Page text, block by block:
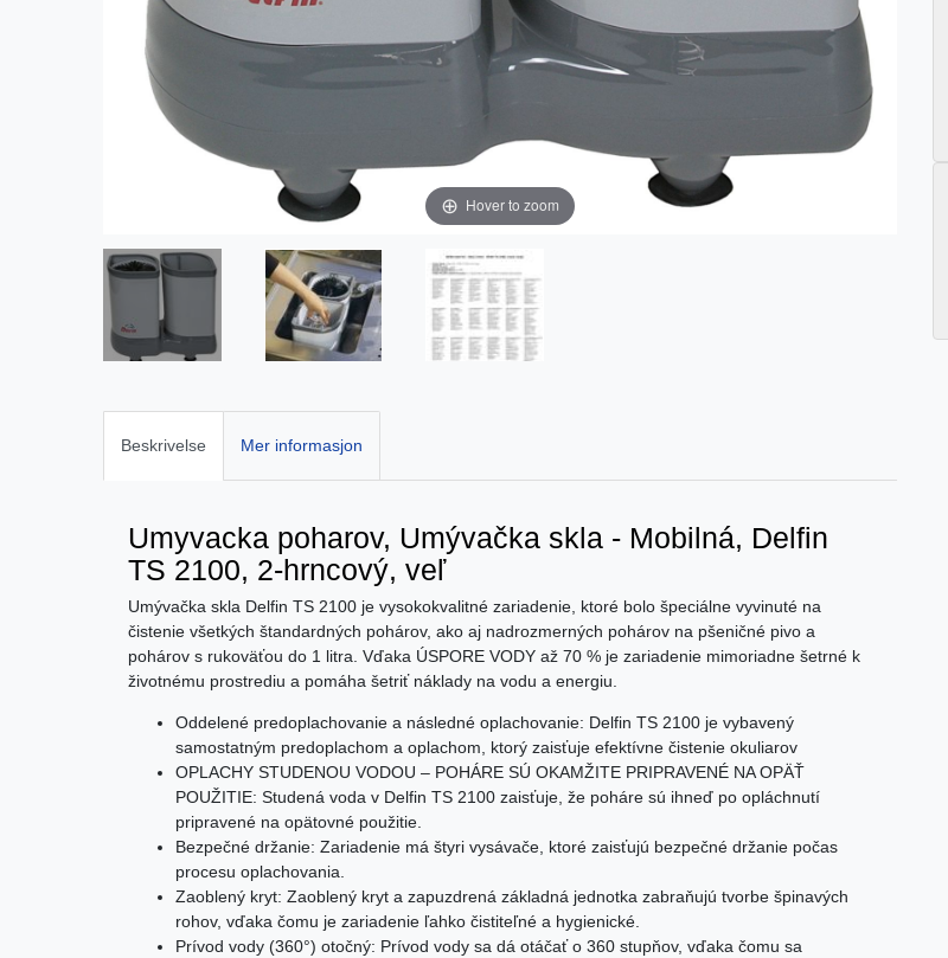
Hover to zoom
Beskrivelse Mer informasjon
Umyvacka poharov, Umývačka skla - Mobilná, Delfin
TS 2100, 2-hrncový, veľ
Umývačka skla Delfin TS 2100 je vysokokvalitné zariadenie, ktoré bolo špeciálne vyvinuté na
čistenie všetkých štandardných pohárov, ako aj nadrozmerných pohárov na pšeničné pivo a
pohárov s rukoväťou do 1 litra. Vďaka ÚSPORE VODY až 70 % je zariadenie mimoriadne šetrné k
životnému prostrediu a pomáha šetriť náklady na vodu a energiu.
Oddelené predoplachovanie a následné oplachovanie: Delfin TS 2100 je vybavený
samostatným predoplachom a oplachom, ktorý zaisťuje efektívne čistenie okuliarov
OPLACHY STUDENOU VODOU – POHÁRE SÚ OKAMŽITE PRIPRAVENÉ NA OPÄŤ
POUŽITIE: Studená voda v Delfin TS 2100 zaisťuje, že poháre sú ihneď po opláchnutí
pripravené na opätovné použitie.
Bezpečné držanie: Zariadenie má štyri vysávače, ktoré zaisťujú bezpečné držanie počas
procesu oplachovania.
Zaoblený kryt: Zaoblený kryt a zapuzdrená základná jednotka zabraňujú tvorbe špinavých
rohov, vďaka čomu je zariadenie ľahko čistiteľné a hygienické.
Prívod vody (360°) otočný: Prívod vody sa dá otáčať o 360 stupňov, vďaka čomu sa